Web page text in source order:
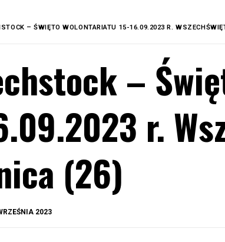
– ŚWIĘTO WOLONTARIATU 15-16.09.2023 R.
–
r.
(26)
2023